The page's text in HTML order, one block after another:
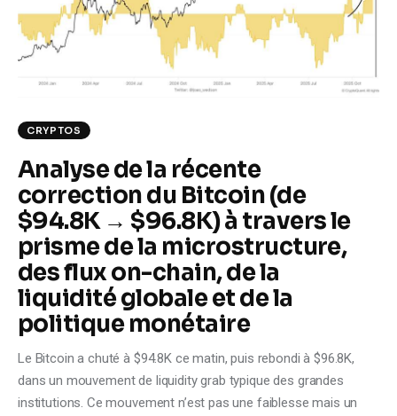
Climate
Shop
CRYPTOS
Analyse de la récente
correction du Bitcoin (de
$94.8K → $96.8K) à travers le
prisme de la microstructure,
des flux on-chain, de la
liquidité globale et de la
politique monétaire
Le Bitcoin a chuté à $94.8K ce matin, puis rebondi à $96.8K,
dans un mouvement de liquidity grab typique des grandes
institutions. Ce mouvement n’est pas une faiblesse mais un